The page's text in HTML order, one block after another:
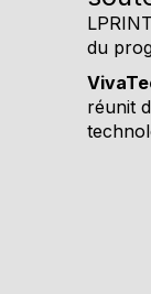
du
réunit